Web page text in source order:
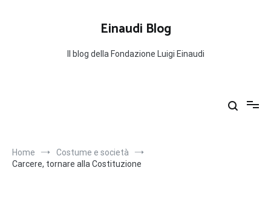
Einaudi Blog
Il blog della Fondazione Luigi Einaudi
Home
Costume e società
Carcere, tornare alla Costituzione